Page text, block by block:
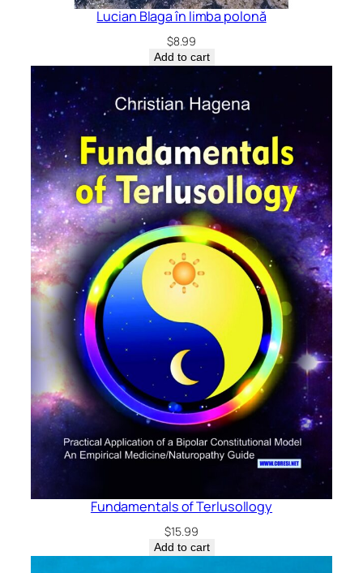
Lucian Blaga în limba polonă
$8.99
Add to cart
Fundamentals of Terlusollogy
$15.99
Add to cart